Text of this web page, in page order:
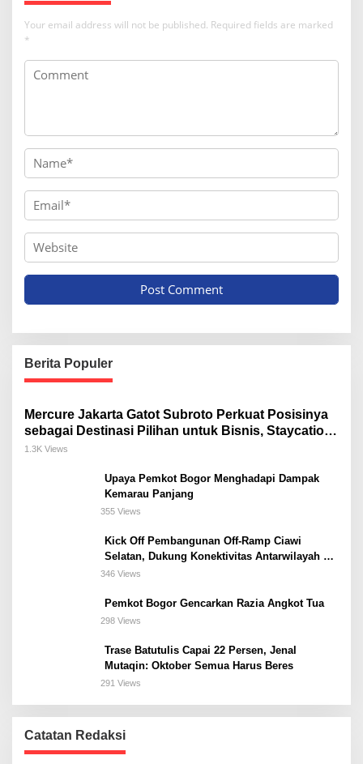
Your email address will not be published. Required fields are marked
*
Berita Populer
Mercure Jakarta Gatot Subroto Perkuat Posisinya
sebagai Destinasi Pilihan untuk Bisnis, Staycation,
Meeting, dan Kuliner di Jakarta Selatan
1.3K Views
Upaya Pemkot Bogor Menghadapi Dampak
Kemarau Panjang
355 Views
Kick Off Pembangunan Off-Ramp Ciawi
Selatan, Dukung Konektivitas Antarwilayah di
Bogor Selatan
346 Views
Pemkot Bogor Gencarkan Razia Angkot Tua
298 Views
Trase Batutulis Capai 22 Persen, Jenal
Mutaqin: Oktober Semua Harus Beres
291 Views
Catatan Redaksi